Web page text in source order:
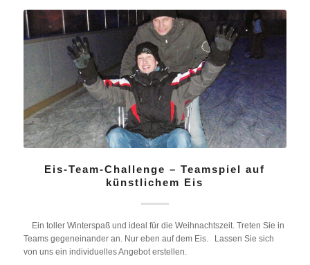
Eis-Team-Challenge – Teamspiel auf
künstlichem Eis
Ein toller Winterspaß und ideal für die Weihnachtszeit. Treten Sie in
Teams gegeneinander an. Nur eben auf dem Eis. Lassen Sie sich
von uns ein individuelles Angebot erstellen.